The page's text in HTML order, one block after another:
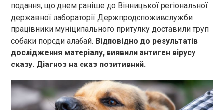
подання, що днем раніше до Вінницької регіональної
державної лабораторії Держпродспоживслужби
працівники муніципального притулку доставили труп
собаки породи алабай. Відповідно до результатів
дослідження матеріалу, виявили антиген вірусу
сказу. Діагноз на сказ позитивний.